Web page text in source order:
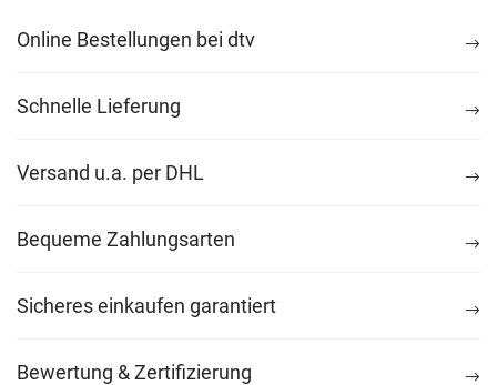
Online Bestellungen bei dtv
Schnelle Lieferung
Versand u.a. per DHL
Bequeme Zahlungsarten
Sicheres einkaufen garantiert
Bewertung & Zertifizierung